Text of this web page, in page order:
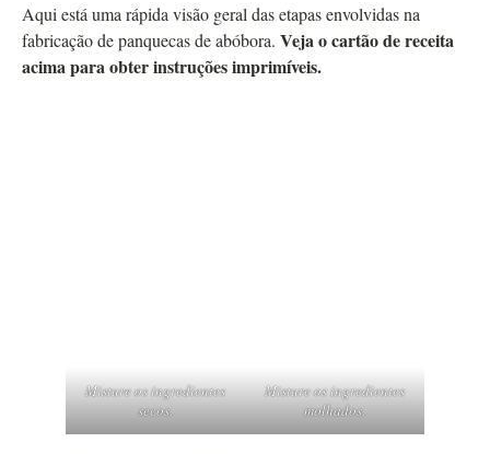
Aqui está uma rápida visão geral das etapas envolvidas na
fabricação de panquecas de abóbora. Veja o cartão de receita
acima para obter instruções imprimíveis.
Misture os ingredientes
secos.
Misture os ingredientes
molhados.